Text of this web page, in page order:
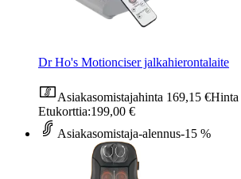
Dr Ho's Motionciser jalkahierontalaite
Asiakasomistajahinta 169,15 €Hinta
Etukorttia:199,00 €
Asiakasomistaja-alennus-15 %